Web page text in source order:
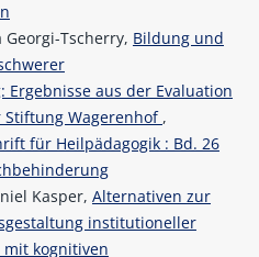
Georgi-Tscherry, Bildung und
aus der Evaluation
Wagerenhof ,
für Heilpädagogik : Bd. 26
Kasper, Alternativen zur
institutioneller
kognitiven